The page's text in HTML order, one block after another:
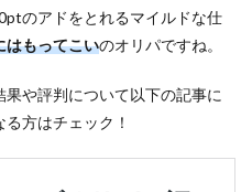
のアドをとれるマイルドな仕
はもってこいのオリパですね。
や評判について以下の記事に
方はチェック！